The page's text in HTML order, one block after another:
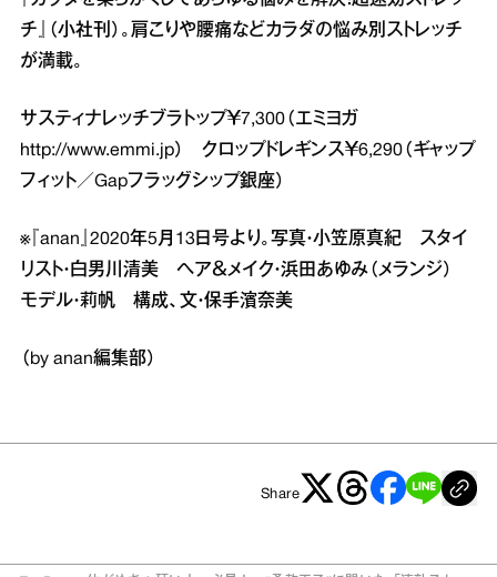
チ』（小社刊）。肩こりや腰痛などカラダの悩み別ストレッチ
が満載。
サスティナレッチブラトップ￥7,300（エミヨガ
http://www.emmi.jp） クロップドレギンス￥6,290（ギャップ
フィット／Gapフラッグシップ銀座）
※『anan』2020年5月13日号より。写真・小笠原真紀 スタイ
リスト・白男川清美 ヘア＆メイク・浜田あゆみ（メランジ）
モデル・莉帆 構成、文・保手濱奈美
（by anan編集部）
Share